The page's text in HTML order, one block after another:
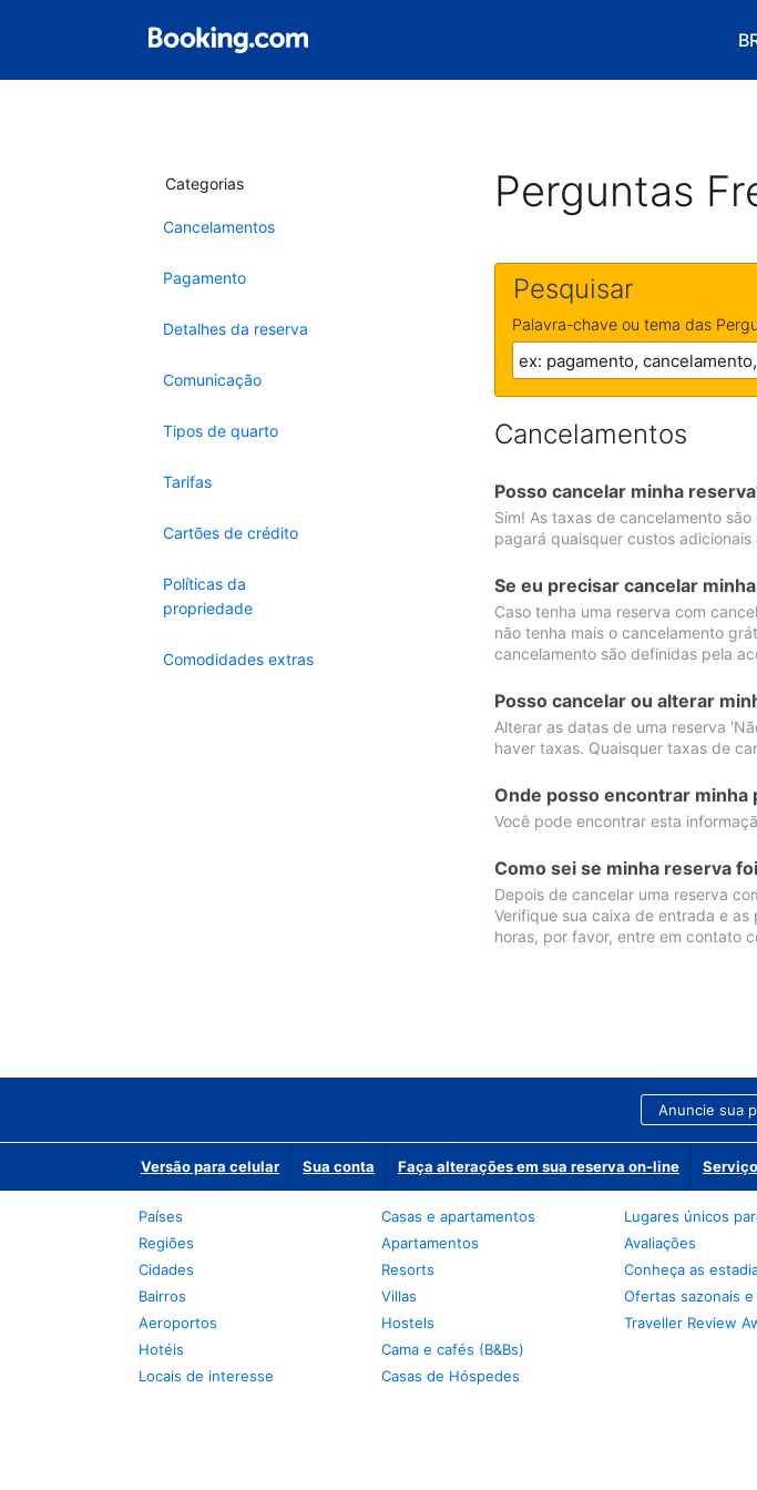
Categorias
Cancelamentos
Pagamento
Detalhes da reserva
Comunicação
Tipos de quarto
Tarifas
Cartões de crédito
Políticas da
propriedade
Comodidades extras
Perguntas
Pesquisar
Palavra-chave ou tema das
Cancelamentos
Posso cancelar minha
Sim! As taxas de cancelamento
pagará quaisquer custos adicionais
Se eu precisar cancelar
Caso tenha uma reserva com
não tenha mais o cancelamento
cancelamento são definidas pela
Posso cancelar ou alterar
Alterar as datas de uma reserva
haver taxas. Quaisquer taxas de
Onde posso encontrar minha
Você pode encontrar esta
Como sei se minha reserva
Depois de cancelar uma reserva
Verifique sua caixa de entrada e
horas, por favor, entre em contato
Anuncie sua
Versão para celular Sua conta Faça alterações em sua reserva on-line
Países
Regiões
Cidades
Bairros
Aeroportos
Hotéis
Locais de interesse
Casas e apartamentos
Apartamentos
Resorts
Villas
Hostels
Cama e cafés (B&Bs)
Casas de Hóspedes
Lugares únicos
Avaliações
Conheça as
Ofertas sazonais
Traveller Review